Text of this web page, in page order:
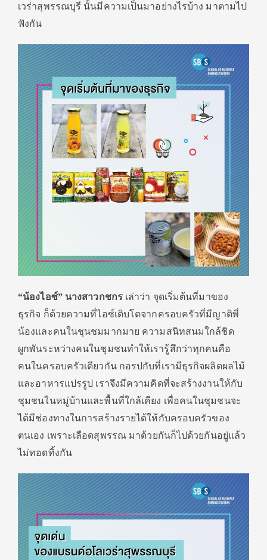
เวร่าสุพรรณบุรี นั้นมีความเป็นมาอย่างไรบ้าง มาตามไป
ฟังกัน
“น้องไอซ์” นางสาวกชกรเล่าว่า จุดเริ่มต้นที่มาของ
ธุรกิจ ก็ด้วยความที่ไอซ์เติบโตจากครอบครัวที่มีญาติพี่
น้องและคนในชุนชมมากมาย ความสนิทสนมใกล้ชิด
ผูกพันระหว่างคนในชุมชนทำให้เรารู้สึกว่าทุกคนคือ
คนในครอบครัวเดียวกัน กอรปกับที่เรามีธุรกิจผลิตผลไม้
และอาหารแปรรูป เราจึงมีความคิดที่จะสร้างงานให้กับ
ชุมชนในหมู่บ้านและพื้นที่ใกล้เคียง เพื่อคนในชุมชนจะ
ได้มีช่องทางในการสร้างรายได้ให้กับครอบครัวของ
ตนเอง เพราะเลือดสุพรรณ มาด้วยกันก็ไปด้วยกันอยู่แล้ว
ไม่ทอดทิ้งกัน